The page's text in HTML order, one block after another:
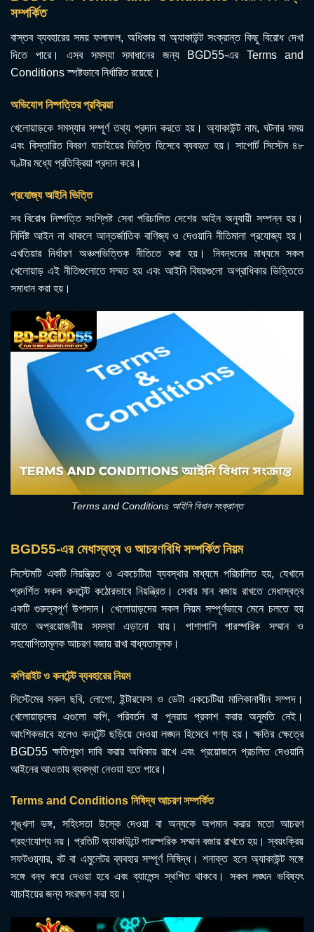
সম্পর্কিত
বাস্তব ব্যবহারের সময় ফলাফল, অধিকার বা অ্যাকাউন্ট সংক্রান্ত কিছু বিরোধ দেখা
দিতে পারে। এসব সমস্যা সমাধানের জন্য BGD55-এর Terms and
Conditions স্পষ্টভাবে নির্ধারিত রয়েছে।
অভিযোগ নিষ্পত্তির প্রক্রিয়া
খেলোয়াড়কে সমস্যার সম্পূর্ণ তথ্য প্রদান করতে হয়। অ্যাকাউন্ট নাম, ঘটনার সময়
এবং বিস্তারিত বিবরণ যাচাইয়ের ভিত্তি হিসেবে ব্যবহৃত হয়। সাপোর্ট সিস্টেম ৪৮
ঘণ্টার মধ্যে প্রতিক্রিয়া প্রদান করে।
প্রযোজ্য আইনি ভিত্তি
সব বিরোধ নিষ্পত্তি সংশ্লিষ্ট সেবা পরিচালিত দেশের আইন অনুযায়ী সম্পন্ন হয়।
নির্দিষ্ট আইন না থাকলে আন্তর্জাতিক বাণিজ্য ও দেওয়ানি নীতিমালা প্রযোজ্য হয়।
এখতিয়ার নির্ধারণ অঞ্চলভিত্তিক নীতিতে করা হয়। নিবন্ধনের মাধ্যমে সকল
খেলোয়াড় এই নীতিগুলোতে সম্মত হয় এবং আইনি বিষয়গুলো অগ্রাধিকার ভিত্তিতে
সমাধান করা হয়।
Terms and Conditions আইনি বিধান সংক্রান্ত
BGD55-এর মেধাস্বত্ব ও আচরণবিধি সম্পর্কিত নিয়ম
সিস্টেমটি একটি নিয়ন্ত্রিত ও একচেটিয়া ব্যবস্থার মাধ্যমে পরিচালিত হয়, যেখানে
প্রদর্শিত সকল কনটেন্ট কঠোরভাবে নিয়ন্ত্রিত। সেবার মান বজায় রাখতে মেধাস্বত্ব
একটি গুরুত্বপূর্ণ উপাদান। খেলোয়াড়দের সকল নিয়ম সম্পূর্ণভাবে মেনে চলতে হয়
যাতে অপ্রয়োজনীয় সমস্যা এড়ানো যায়। পাশাপাশি পারস্পরিক সম্মান ও
সহযোগিতামূলক আচরণ বজায় রাখা বাধ্যতামূলক।
কপিরাইট ও কনটেন্ট ব্যবহারের নিয়ম
সিস্টেমের সকল ছবি, লোগো, ইন্টারফেস ও ডেটা একচেটিয়া মালিকানাধীন সম্পদ।
খেলোয়াড়দের এগুলো কপি, পরিবর্তন বা পুনরায় প্রকাশ করার অনুমতি নেই।
আংশিকভাবে হলেও কনটেন্ট ছড়িয়ে দেওয়া লঙ্ঘন হিসেবে গণ্য হয়। ক্ষতির ক্ষেত্রে
BGD55 ক্ষতিপূরণ দাবি করার অধিকার রাখে এবং প্রয়োজনে প্রচলিত দেওয়ানি
আইনের আওতায় ব্যবস্থা নেওয়া হতে পারে।
Terms and Conditions নিষিদ্ধ আচরণ সম্পর্কিত
শৃঙ্খলা ভঙ্গ, সহিংসতা উস্কে দেওয়া বা অন্যকে অপমান করার মতো আচরণ
গ্রহণযোগ্য নয়। প্রতিটি অ্যাকাউন্টে পারস্পরিক সম্মান বজায় রাখতে হয়। স্বয়ংক্রিয়
সফটওয়্যার, বট বা এমুলেটর ব্যবহার সম্পূর্ণ নিষিদ্ধ। শনাক্ত হলে অ্যাকাউন্ট সঙ্গে
সঙ্গে বন্ধ করে দেওয়া হবে এবং ব্যালেন্স স্থগিত থাকবে। সকল লঙ্ঘন ভবিষ্যৎ
যাচাইয়ের জন্য সংরক্ষণ করা হয়।